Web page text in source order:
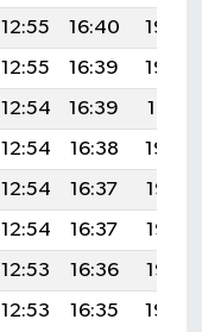
12:55 16:40
19:44
12:55 16:39
19:42
12:54 16:39
19:41
12:54 16:38
19:40
12:54 16:37
19:38
12:54 16:37
19:37
12:53 16:36
19:35
12:53 16:35 19:34